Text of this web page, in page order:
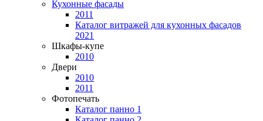
Кухонные фасады
2011
Каталог витражей для кухонных фасадов
2021
Шкафы-купе
2010
Двери
2010
2011
Фотопечать
Каталог панно 1